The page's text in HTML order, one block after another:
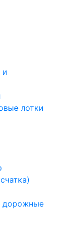
и
лотки
дорожные